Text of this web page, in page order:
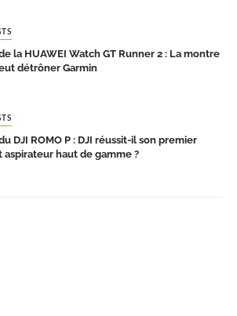
la HUAWEI Watch GT Runner 2 : La montre
détrôner Garmin
DJI ROMO P : DJI réussit-il son premier
aspirateur haut de gamme ?